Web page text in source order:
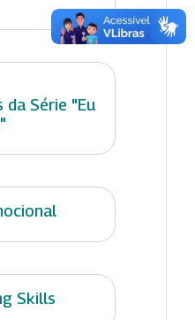
da Série "Eu
Skills